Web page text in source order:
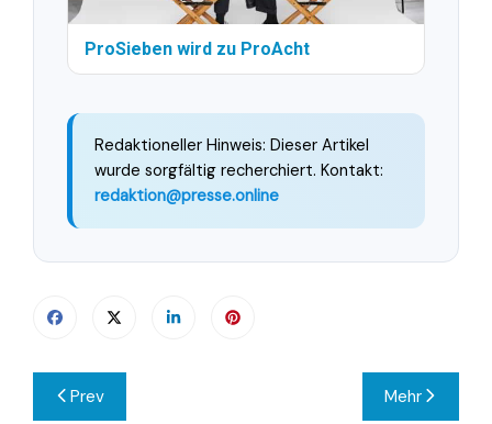
ProSieben wird zu ProAcht
Redaktioneller Hinweis: Dieser Artikel
wurde sorgfältig recherchiert. Kontakt:
redaktion@presse.online
Beitragsnavigation
Prev Mehr